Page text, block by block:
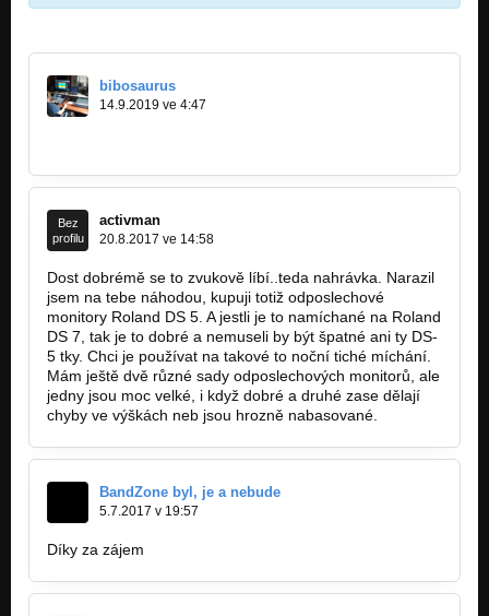
bibosaurus
14.9.2019 ve 4:47
Bez
profilu
activman
20.8.2017 ve 14:58
Dost dobrémě se to zvukově líbí..teda nahrávka. Narazil
jsem na tebe náhodou, kupuji totiž odposlechové
monitory Roland DS 5. A jestli je to namíchané na Roland
DS 7, tak je to dobré a nemuseli by být špatné ani ty DS-
5 tky. Chci je používat na takové to noční tiché míchání.
Mám ještě dvě různé sady odposlechových monitorů, ale
jedny jsou moc velké, i když dobré a druhé zase dělají
chyby ve výškách neb jsou hrozně nabasované.
BandZone byl, je a nebude
5.7.2017 v 19:57
Díky za zájem